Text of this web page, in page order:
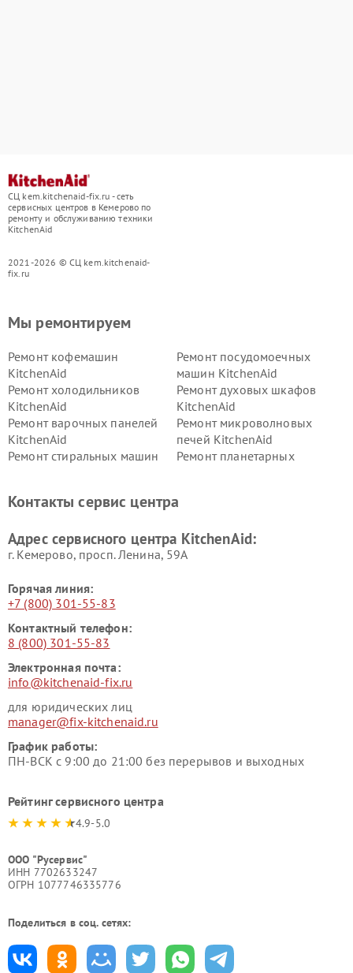
СЦ kem.kitchenaid-fix.ru - сеть
сервисных центров в Кемерово по
ремонту и обслуживанию техники
KitchenAid
2021-2026 © СЦ kem.kitchenaid-
fix.ru
Мы ремонтируем
Ремонт кофемашин
KitchenAid
Ремонт посудомоечных
машин KitchenAid
Ремонт холодильников
KitchenAid
Ремонт духовых шкафов
KitchenAid
Ремонт варочных панелей
KitchenAid
Ремонт микроволновых
печей KitchenAid
Ремонт стиральных машин
Ремонт планетарных
Контакты сервис центра
Адрес сервисного центра KitchenAid:
г. Кемерово, просп. Ленина, 59А
Горячая линия:
+7 (800) 301-55-83
Контактный телефон:
8 (800) 301-55-83
Электронная почта:
info@kitchenaid-fix.ru
для юридических лиц
manager@fix-kitchenaid.ru
График работы:
ПН-ВСК с 9:00 до 21:00 без перерывов и выходных
Рейтинг сервисного центра
4.9-5.0
ООО "Русервис"
ИНН 7702633247
ОГРН 1077746335776
Поделиться в соц. сетях: